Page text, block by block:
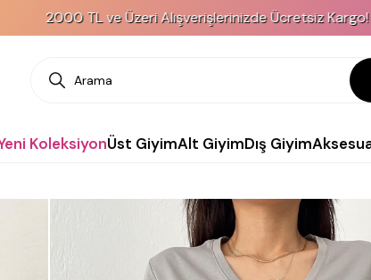
2000 TL ve Üzeri Alışverişlerinizde Ücretsiz Kargo!
KoleksiyonÜst GiyimAlt GiyimDış Giyim